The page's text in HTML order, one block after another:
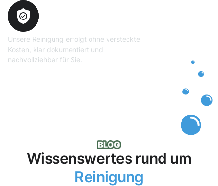
Unsere Reinigung erfolgt ohne versteckte
Kosten, klar dokumentiert und
nachvollziehbar für Sie.
Wissenswertes rund um
Reinigung